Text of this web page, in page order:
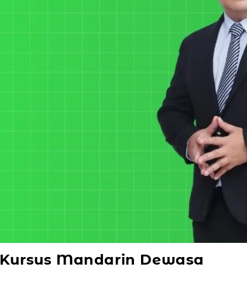
Kursus Mandarin Dewasa